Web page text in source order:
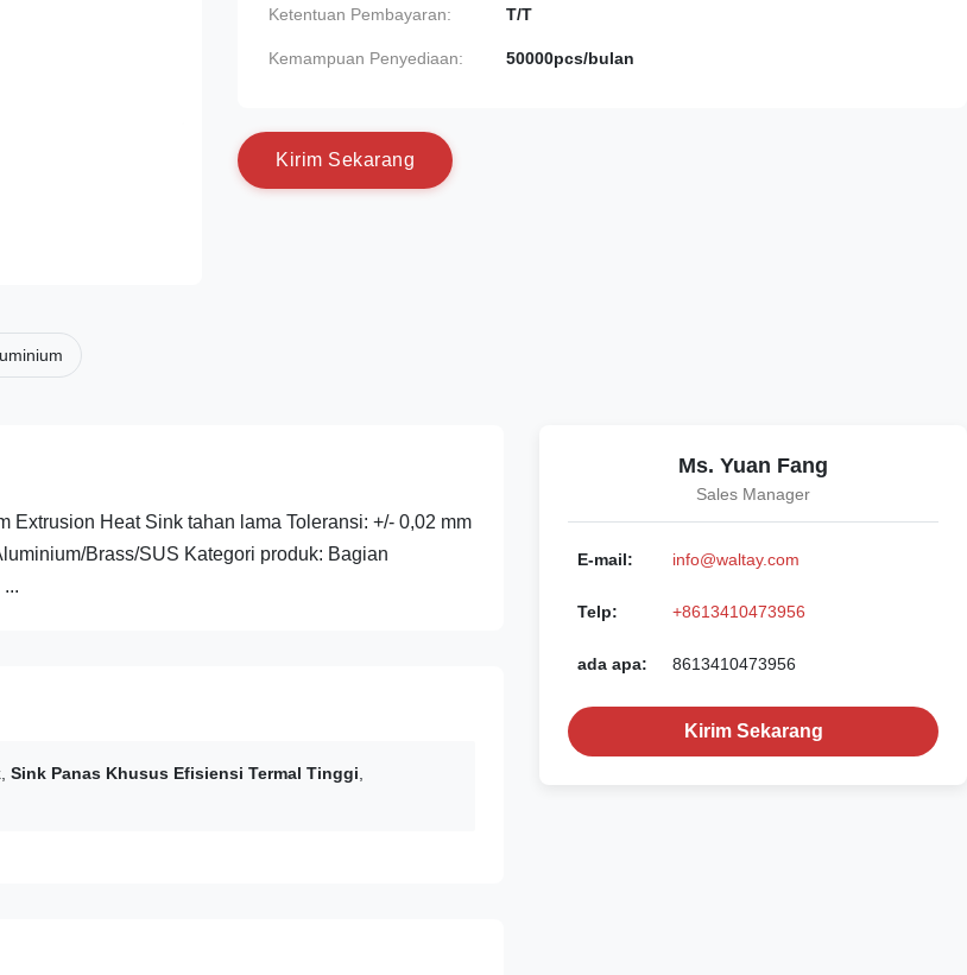
Ketentuan Pembayaran: T/T
Kemampuan Penyediaan: 50000pcs/bulan
Kirim Sekarang
Heat Sink tahan lama Toleransi: +/- 0,02 mm
Brass/SUS Kategori produk: Bagian
Sink Panas Khusus Efisiensi Termal Tinggi
Ms. Yuan Fang
Sales Manager
E-mail: info@waltay.com
Telp: +8613410473956
ada apa: 8613410473956
Kirim Sekarang